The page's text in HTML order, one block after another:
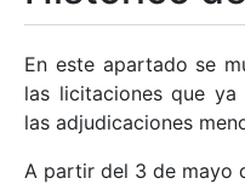
Mostrar/Ocultar
En este apartado se
las licitaciones que
las adjudicaciones
A partir del 3 de mayo